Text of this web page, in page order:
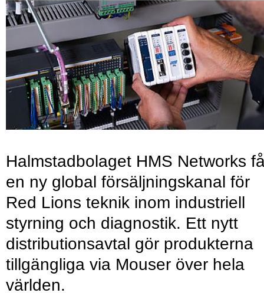
Halmstadbolaget HMS Networks
en ny global försäljningskanal för
Red Lions teknik inom industriell
styrning och diagnostik. Ett nytt
distributionsavtal gör produkterna
tillgängliga via Mouser över hela
världen.